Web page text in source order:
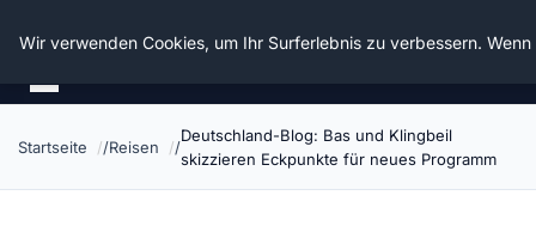
Die Schnitter
Startseite Reisen
Deutschland-Blog: Bas und Klingbeil
skizzieren Eckpunkte für neues Programm
Wir verwenden Cookies, um Ihr Surferlebnis zu verbessern.